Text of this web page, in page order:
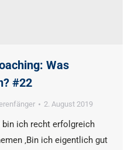
Was
#22
2. August 2019
bin ich recht erfolgreich
‚Bin ich eigentlich gut